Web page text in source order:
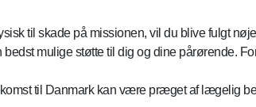
til skade på missionen, vil du blive fulgt
bedst mulige støtte til dig og dine pårørende.
til Danmark kan være præget af lægelig